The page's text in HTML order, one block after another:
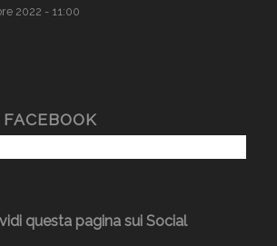
2022 - 11:00
questa pagina sui Social